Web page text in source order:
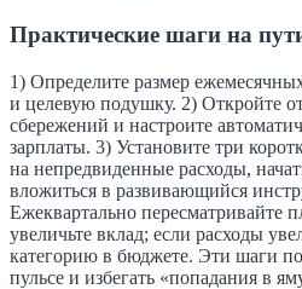
Практические шаги на
1) Определите размер
и целевую подушку. 2) Откройте
сбережений и настроите
зарплаты. 3) Установите три
на непредвиденные расходы,
вложиться в развивающийся
Ежеквартально пересматривайте
увеличьте вклад; если расходы
категорию в бюджете. Эти шаги
пульсе и избегать «попадания в